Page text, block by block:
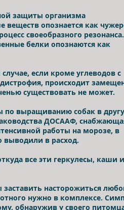
защиты организма
веществ опознается как
своеобразного
белки опознаются как
если кроме углеводов с
происходит
существовать не может.
выращиванию собак в
ДОСААФ,
работы на морозе, в
выводили в расход.
все эти геркулесы, каши
насторожиться
нужно в комплексе.
обнаружив у своего